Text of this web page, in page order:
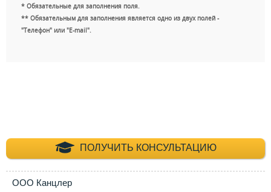
* Обязательные для заполнения поля.
** Обязательным для заполнения является одно из двух полей -
"Телефон" или "E-mail".
ПОЛУЧИТЬ КОНСУЛЬТАЦИЮ
+7 (495) 660-35-
ООО Канцлер